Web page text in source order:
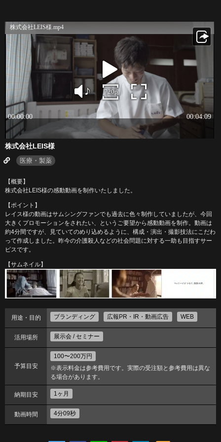
株式会社LEIS様
医療・製薬
【概要】
株式会社LEIS様の感動動画を制作いたしました。
【ポイント】
レイス様の動画はサムシングファンでも過去に色々制作していましたが、今回
大きくプロモーションをされたい、というご要望から感動動画を制作。動画は
約4分間ですが、見ていてのめり込めるように、構成・演出・撮影技法にこだわ
って作成しました。昨今の介護殺人などの社会問題に対する一助も目指すサー
ビスです。
【サムネイル】
用途・目的 ブランディング 広報PR・IR・動画広告 WEB
活用場所 展示会 / セミナー
予算目安
100〜200万円
※表示料金は参考費用です。実際の受注額と参考費用は異な
る場合があります。
納期目安 1ヶ月
動画時間 4分09秒